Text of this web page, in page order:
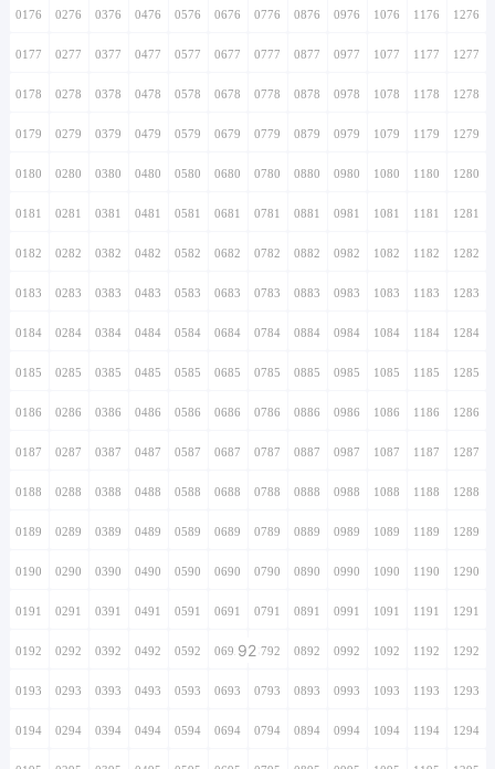
0176 0276 0376 0476 0576 0676 0776 0876 0976 1076 1176 1276
0177 0277 0377 0477 0577 0677 0777 0877 0977 1077 1177 1277
0178 0278 0378 0478 0578 0678 0778 0878 0978 1078 1178 1278
0179 0279 0379 0479 0579 0679 0779 0879 0979 1079 1179 1279
0180 0280 0380 0480 0580 0680 0780 0880 0980 1080 1180 1280
0181 0281 0381 0481 0581 0681 0781 0881 0981 1081 1181 1281
0182 0282 0382 0482 0582 0682 0782 0882 0982 1082 1182 1282
0183 0283 0383 0483 0583 0683 0783 0883 0983 1083 1183 1283
0184 0284 0384 0484 0584 0684 0784 0884 0984 1084 1184 1284
0185 0285 0385 0485 0585 0685 0785 0885 0985 1085 1185 1285
0186 0286 0386 0486 0586 0686 0786 0886 0986 1086 1186 1286
0187 0287 0387 0487 0587 0687 0787 0887 0987 1087 1187 1287
0188 0288 0388 0488 0588 0688 0788 0888 0988 1088 1188 1288
0189 0289 0389 0489 0589 0689 0789 0889 0989 1089 1189 1289
0190 0290 0390 0490 0590 0690 0790 0890 0990 1090 1190 1290
0191 0291 0391 0491 0591 0691 0791 0891 0991 1091 1191 1291
0192 0292 0392 0492 0592 0692920792 0892 0992 1092 1192 1292
0193 0293 0393 0493 0593 0693 0793 0893 0993 1093 1193 1293
0194 0294 0394 0494 0594 0694 0794 0894 0994 1094 1194 1294